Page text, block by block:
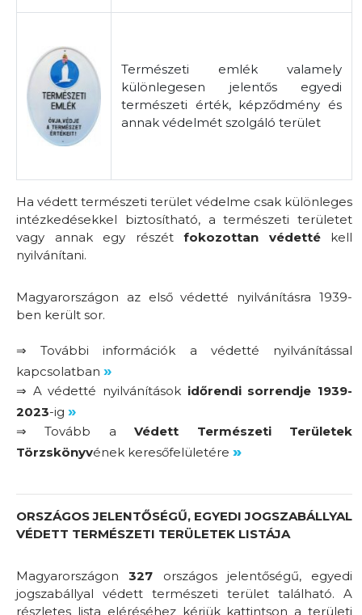
Természeti emlék valamely
különlegesen jelentős egyedi
természeti érték, képződmény és
annak védelmét szolgáló terület
Ha védett természeti terület védelme csak különleges
intézkedésekkel biztosítható, a természeti területet
vagy annak egy részét fokozottan védettékell
nyilvánítani.
Magyarországon az első védetté nyilvánításra 1939-
ben került sor.
⇒ További információk a védetté nyilvánítással
kapcsolatban »
⇒ A védetté nyilvánítások időrendi sorrendje 1939-
2023-ig »
⇒ Tovább aVédett Természeti Területek
Törzskönyvének keresőfelületére »
ORSZÁGOS JELENTŐSÉGŰ, EGYEDI JOGSZABÁLLYAL
VÉDETT TERMÉSZETI TERÜLETEK LISTÁJA
Magyarországon327 országos jelentőségű, egyedi
jogszabállyal védett természeti terület található. A
részletes lista eléréséhez kérjük kattintson a területi